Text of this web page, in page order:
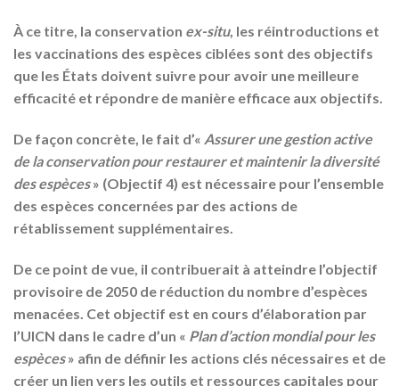
À ce titre, la conservation ex-situ, les réintroductions et
les vaccinations des espèces ciblées sont des objectifs
que les États doivent suivre pour avoir une meilleure
efficacité et répondre de manière efficace aux objectifs.
De façon concrète, le fait d’« Assurer une gestion active
de la conservation pour restaurer et maintenir la diversité
des espèces» (Objectif 4) est nécessaire pour l’ensemble
des espèces concernées par des actions de
rétablissement supplémentaires.
De ce point de vue, il contribuerait à atteindre l’objectif
provisoire de 2050 de réduction du nombre d’espèces
menacées. Cet objectif est en cours d’élaboration par
l’UICN dans le cadre d’un « Plan d’action mondial pour les
espèces» afin de définir les actions clés nécessaires et de
créer un lien vers les outils et ressources capitales pour